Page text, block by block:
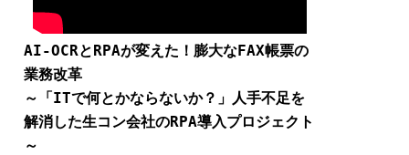
AI-OCRとRPAが変えた！膨大なFAX帳票の
業務改革
～「ITで何とかならないか？」人手不足を
解消した生コン会社のRPA導入プロジェクト
～